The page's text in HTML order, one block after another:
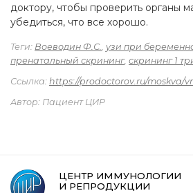
доктору, чтобы проверить органы
убедиться, что все хорошо.
Теги: Воеводин Ф.С., узи при
пренатальный скрининг, скрининг 1
Ссылка: https://prodoctorov.ru/moskva/
Автор: Пациент ЦИР
ЦЕНТР ИММУНОЛОГИИ
И РЕПРОДУКЦИИ